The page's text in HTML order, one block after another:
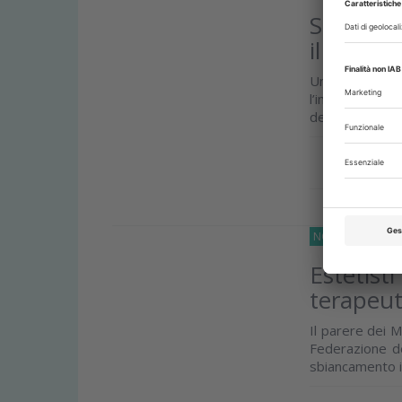
il ruolo
Uno studio
l’impatto del
dello smalto
NORMATIVE 05
Il parere dei
Federazione
sbiancamento